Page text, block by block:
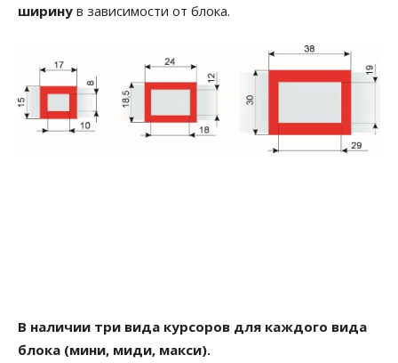
ширину в зависимости от блока.
В наличии три вида курсоров для каждого вида
блока (мини, миди, макси).